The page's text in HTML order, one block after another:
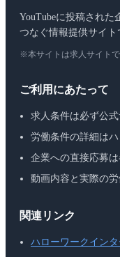
YouTubeに投稿され
つなぐ情報提供サイト
※本サイトは求人サイト
ご利用にあたって
求人条件は必ず公
労働条件の詳細は
企業への直接応募
動画内容と実際の
関連リンク
ハローワークイン